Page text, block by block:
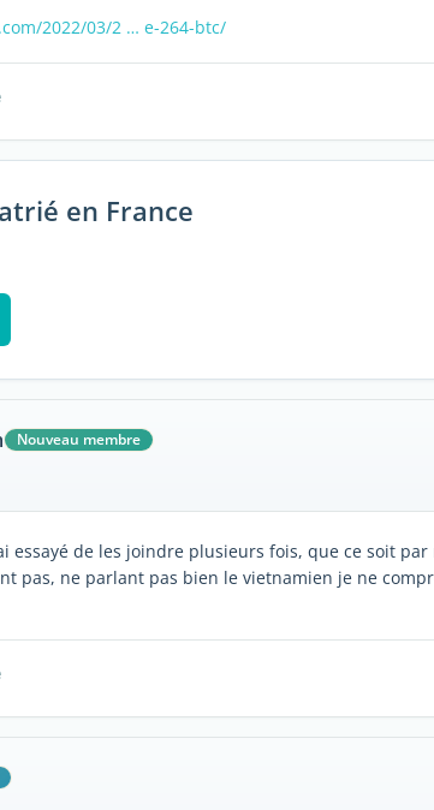
2022/03/2 … e-264-btc/
en France
Nouveau membre
essayé de les joindre plusieurs fois, que ce soit
pas, ne parlant pas bien le vietnamien je ne